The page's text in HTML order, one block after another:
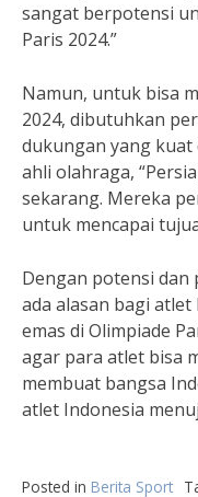
sangat berpotensi
Paris 2024.”
Namun, untuk bisa
2024, dibutuhkan
dukungan yang
ahli olahraga,
sekarang. Mereka
untuk mencapai
Dengan potensi dan
ada alasan bagi
emas di Olimpiade
agar para atlet bisa
membuat bangsa
atlet Indonesia
Posted in Berita Sport